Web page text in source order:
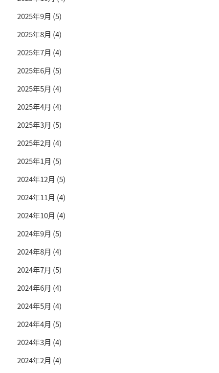
2025年9月 (5)
2025年8月 (4)
2025年7月 (4)
2025年6月 (5)
2025年5月 (4)
2025年4月 (4)
2025年3月 (5)
2025年2月 (4)
2025年1月 (5)
2024年12月 (5)
2024年11月 (4)
2024年10月 (4)
2024年9月 (5)
2024年8月 (4)
2024年7月 (5)
2024年6月 (4)
2024年5月 (4)
2024年4月 (5)
2024年3月 (4)
2024年2月 (4)